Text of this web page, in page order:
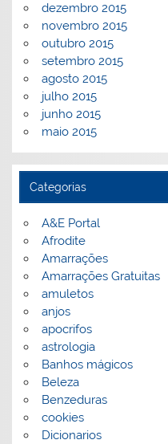
dezembro 2015
novembro 2015
outubro 2015
setembro 2015
agosto 2015
julho 2015
junho 2015
maio 2015
Categorias
A&E Portal
Afrodite
Amarrações
Amarrações Gratuitas
amuletos
anjos
apocrifos
astrologia
Banhos mágicos
Beleza
Benzeduras
cookies
Dicionarios